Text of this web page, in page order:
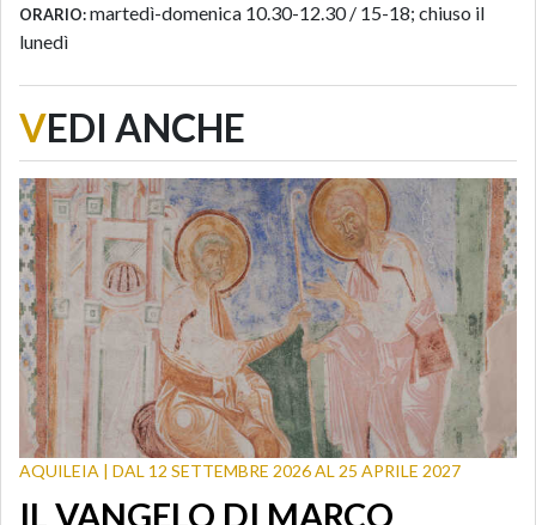
ORARIO:martedì-domenica 10.30-12.30 / 15-18; chiuso il
lunedì
VEDI ANCHE
AQUILEIA | DAL 12 SETTEMBRE 2026 AL 25 APRILE 2027
IL VANGELO DI MARCO